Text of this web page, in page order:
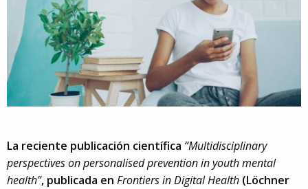
La reciente publicación científica “Multidisciplinary
perspectives on personalised prevention in youth mental
health”, publicada en Frontiers in Digital Health (Löchner